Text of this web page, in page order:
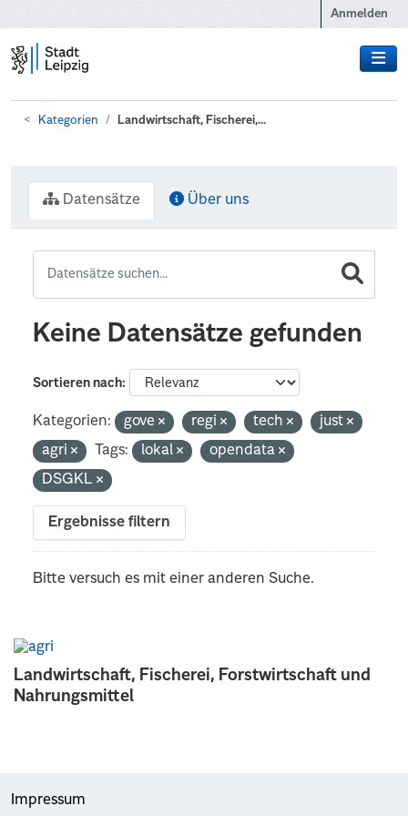
Anmelden
Kategorien Landwirtschaft, Fischerei,...
Landwirtschaft, Fischerei, Forstwirtschaft und
Nahrungsmittel
Datensätze Über uns
Keine Datensätze gefunden
Sortieren nach
Kategorien: gove regi tech
just
agri
Tags: lokal
opendata
DSGKL
Ergebnisse filtern
Bitte versuch es mit einer anderen Suche.
Impressum